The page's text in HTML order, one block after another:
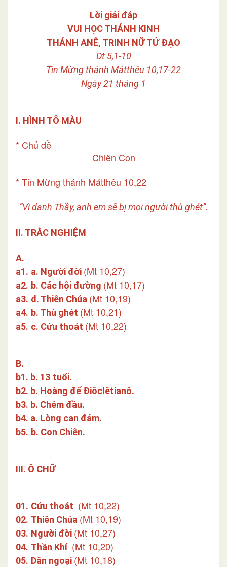
Lời giải đáp
VUI HỌC THÁNH KINH
THÁNH ANÊ, TRINH NỮ TỬ ĐẠO
Dt 5,1-10
Tin Mừng thánh Mátthêu 10,17-22
Ngày 21 tháng 1
I. HÌNH TÔ MÀU
* Chủ đề
Chiên Con
* Tin Mừng thánh Mátthêu 10,22
“Vì danh Thầy, anh em sẽ bị mọi người thù ghét”.
II. TRẮC NGHIỆM
A.
a1. a. Người đời (Mt 10,27)
a2. b. Các hội đường (Mt 10,17)
a3. d. Thiên Chúa (Mt 10,19)
a4. b. Thù ghét (Mt 10,21)
a5. c. Cứu thoát (Mt 10,22)
B.
b1. b. 13 tuổi.
b2. b. Hoàng đế Ðiôclêtianô.
b3. b. Chém đầu.
b4. a. Lòng can đảm.
b5. b. Con Chiên.
III. Ô CHỮ
01. Cứu thoát (Mt 10,22)
02. Thiên Chúa (Mt 10,19)
03. Người đời (Mt 10,27)
04. Thần Khí (Mt 10,20)
05. Dân ngoại (Mt 10,18)